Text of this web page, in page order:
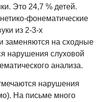
Это 24,7 % детей.
фонематические
из 2-3-х
заменяются на сходные
нарушения слуховой
анализа.
нарушения
На письме много